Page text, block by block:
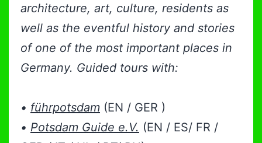
architecture, art, culture, residents as
well as the eventful history and stories
of one of the most important places in
Germany. Guided tours with:
• führpotsdam (EN / GER )
• Potsdam Guide e.V. (EN / ES/ FR /